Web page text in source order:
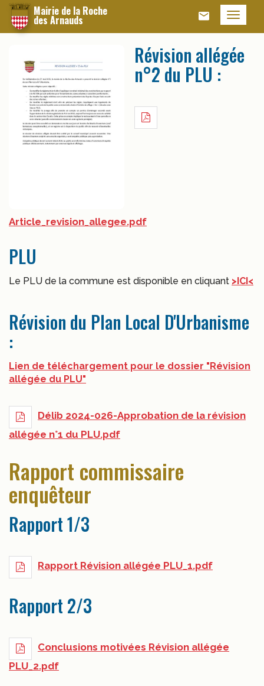
Révision allégée
n°2 du PLU :
Article_revision_allegee.pdf
PLU
Le PLU de la commune est disponible en cliquant >ICI<
Révision du Plan Local D'Urbanisme
:
Lien de téléchargement pour le dossier "Révision
allégée du PLU"
Délib 2024-026-Approbation de la révision
allégée n°1 du PLU.pdf
Rapport commissaire
enquêteur
Rapport 1/3
Rapport Révision allégée PLU_1.pdf
Rapport 2/3
Conclusions motivées Révision allégée
PLU_2.pdf
Mairie de la Roche
des Arnauds Menu
Panneau de gestion des cookies